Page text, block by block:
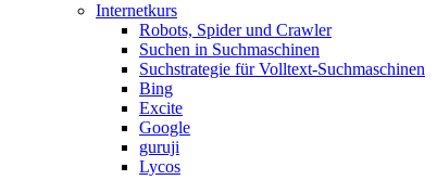
Internetkurs
Robots, Spider und Crawler
Suchen in Suchmaschinen
Suchstrategie für Volltext-Suchmaschinen
Bing
Excite
Google
guruji
Lycos